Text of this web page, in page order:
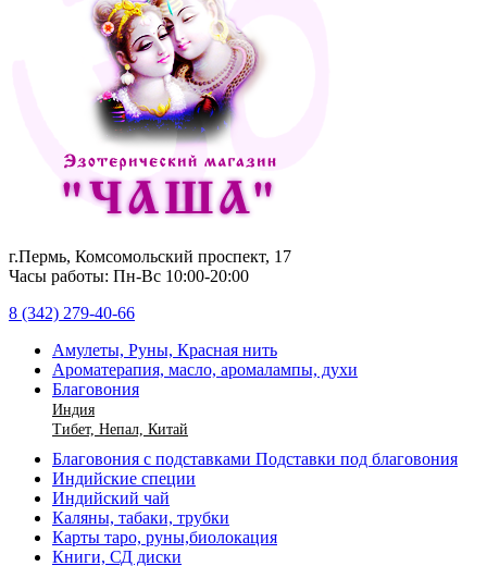
г.Пермь, Комсомольский проспект, 17
Часы работы: Пн-Вс 10:00-20:00
8 (342) 279-40-66
Амулеты, Руны, Красная нить
Ароматерапия, масло, аромалампы, духи
Благовония
Индия
Тибет, Непал, Китай
Благовония с подставками Подставки под благовония
Индийские специи
Индийский чай
Каляны, табаки, трубки
Карты таро, руны,биолокация
Книги, СД диски